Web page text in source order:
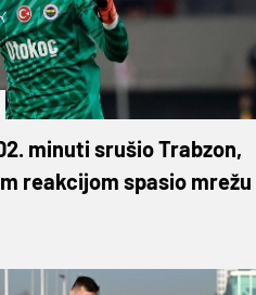
reakcijom spasio mrežu